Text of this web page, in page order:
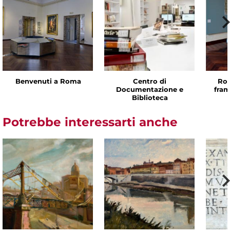
Benvenuti a Roma
Centro di
Documentazione e
Biblioteca
Potrebbe interessarti anche